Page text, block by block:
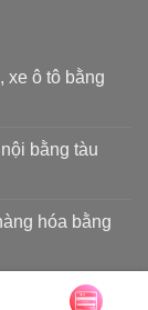
xe ô tô bằng
bằng tàu
hóa bằng